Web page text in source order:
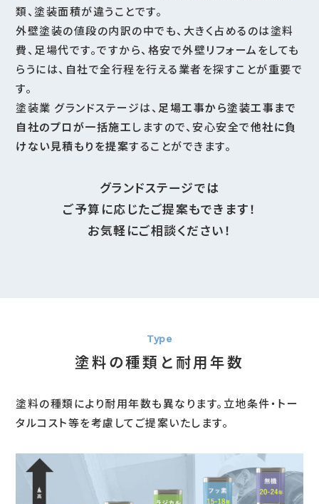
類、塗装面積が違うことです。
外壁塗装の値段の内訳の中でも、大きく占めるのは塗料
費、足場代です。ですから、格安で外壁リフォームをしても
らうには、自社で全行程を行える業者を探すことが重要で
す。
塗装業 グランドステージは、 足場工事から塗装工事まで
自社のプロが一括施工しますので、安心安全で他社に負
けない見積もりを提案することができます。
グランドステージでは
ご予算に応じたご提案もできます！
お気軽にご相談ください！
塗料の種類と耐用年数
塗料の種類により耐用年数も異なります。立地条件・トー
タルコスト等を考慮してご提案いたします。